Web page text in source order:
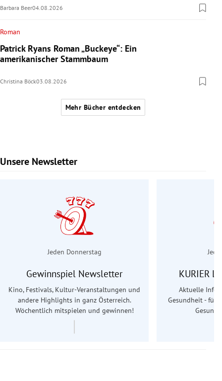
Barbara Beer04.08.2026
Roman
Patrick Ryans Roman „Buckeye“: Ein
amerikanischer Stammbaum
Christina Böck03.08.2026
Mehr Bücher entdecken
Unsere Newsletter
Slide 1 von 6
Jeden Donnerstag
Gewinnspiel Newsletter
Kino, Festivals, Kultur-Veranstaltungen und
andere Highlights in ganz Österreich.
Wöchentlich mitspielen und gewinnen!
KURIER
Aktuelle
Gesundheit - für